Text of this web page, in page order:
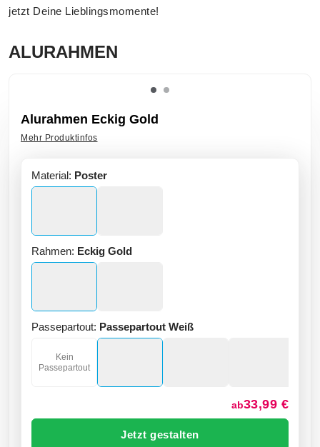
jetzt Deine Lieblingsmomente!
ALURAHMEN
Alurahmen Eckig Gold
Mehr Produktinfos
Material: Poster
Rahmen: Eckig Gold
Passepartout: Passepartout Weiß
Kein
Passepartout
ab33,99 €
Jetzt gestalten